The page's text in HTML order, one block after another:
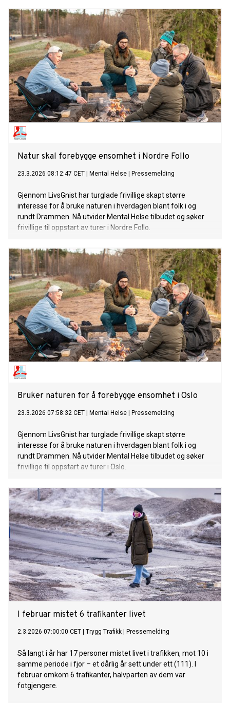
Natur skal forebygge ensomhet i Nordre Follo
23.3.2026 08:12:47 CET Mental Helse Pressemelding
Gjennom LivsGnist har turglade frivillige skapt større
interesse for å bruke naturen i hverdagen blant folk i og
rundt Drammen. Nå utvider Mental Helse tilbudet og søker
frivillige til oppstart av turer i Nordre Follo.
Bruker naturen for å forebygge ensomhet i Oslo
23.3.2026 07:58:32 CET Mental Helse Pressemelding
Gjennom LivsGnist har turglade frivillige skapt større
interesse for å bruke naturen i hverdagen blant folk i og
rundt Drammen. Nå utvider Mental Helse tilbudet og søker
frivillige til oppstart av turer i Oslo.
I februar mistet 6 trafikanter livet
2.3.2026 07:00:00 CET Trygg Trafikk Pressemelding
Så langt i år har 17 personer mistet livet i trafikken, mot 10 i
samme periode i fjor – et dårlig år sett under ett (111). I
februar omkom 6 trafikanter, halvparten av dem var
fotgjengere.